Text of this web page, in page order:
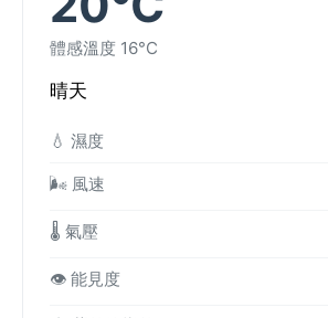
體感溫度 16°C
晴天
💧 濕度
🌬️ 風速
🌡️ 氣壓
👁️ 能見度